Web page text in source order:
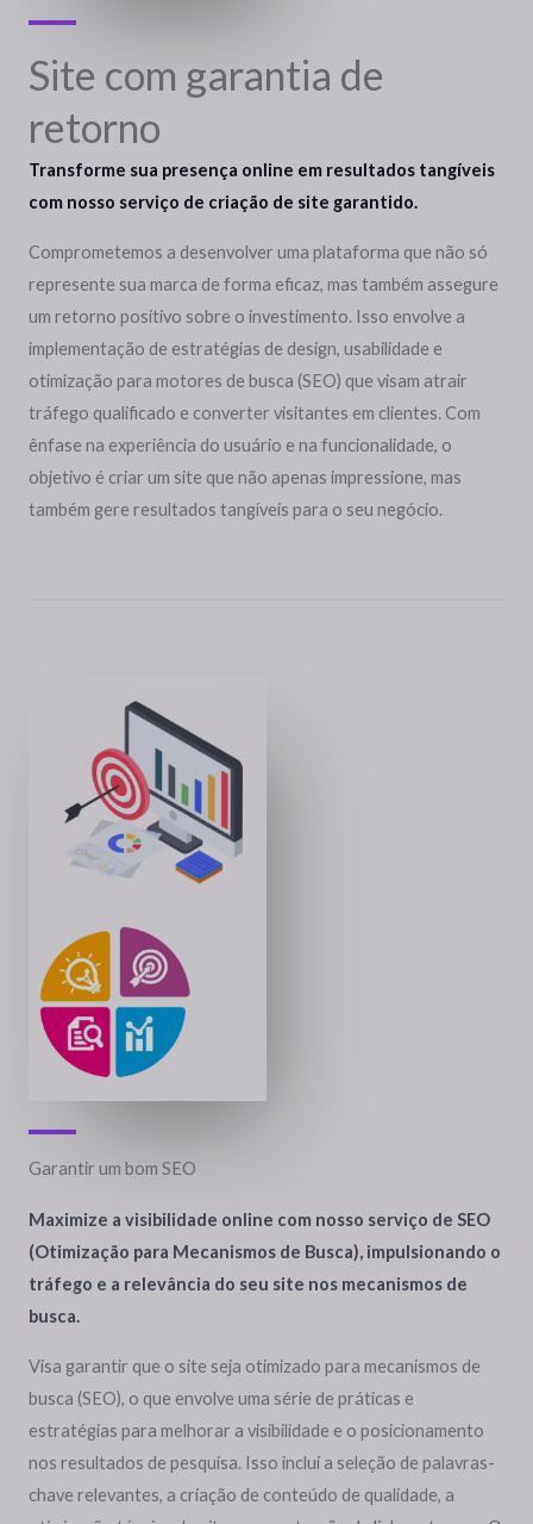
Site com garantia de
retorno
Transforme sua presença online em resultados tangíveis
com nosso serviço de criação de site garantido.
Comprometemos a desenvolver uma plataforma que não só
represente sua marca de forma eficaz, mas também assegure
um retorno positivo sobre o investimento. Isso envolve a
implementação de estratégias de design, usabilidade e
otimização para motores de busca (SEO) que visam atrair
tráfego qualificado e converter visitantes em clientes. Com
ênfase na experiência do usuário e na funcionalidade, o
objetivo é criar um site que não apenas impressione, mas
também gere resultados tangíveis para o seu negócio.
Garantir um bom SEO
Maximize a visibilidade online com nosso serviço de SEO
(Otimização para Mecanismos de Busca), impulsionando o
tráfego e a relevância do seu site nos mecanismos de
busca.
Visa garantir que o site seja otimizado para mecanismos de
busca (SEO), o que envolve uma série de práticas e
estratégias para melhorar a visibilidade e o posicionamento
nos resultados de pesquisa. Isso inclui a seleção de palavras-
chave relevantes, a criação de conteúdo de qualidade, a